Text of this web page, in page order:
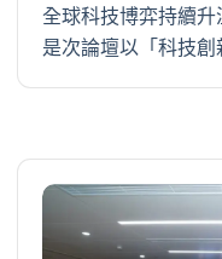
全球科技博弈持續升
是次論壇以「科技